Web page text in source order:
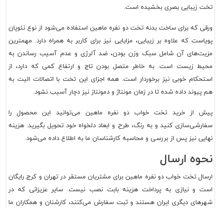
تخت زیبایی بصری بخشیده است.
ورقی که برای ساخت بدنه تخت دو نفره ماهین استفاده می‌شود از نوع نئوپان
پویاست که علاوه بر زیبایی، مزایایی نیز برای کاربر به همراه دارد. مهمترین
مزیت‌های آن شامل سبک وزن بودن، ضد آلرژی و عدم آسیب رساندن به
محیط زیست است. به خاطر متصل بودن تاج و ارتفاع کمی که دارد، از
استحکام خوبی نیز برخوردار است. همه اجزای این تخت با اتصالات الیت به
هم پیوند داده شده تا در زمان مونتاژ و دمونتاز نیز دچار آسیب نشود.
پیش از خرید تخت خواب دو نفره ماهین می‌توانید این محصول را
سفارشی‌سازی کنید و به رنگ، طرح و ابعاد دلخواه خود تحویل بگیرید. هزینه
نهایی نیز پس از بررسی و محاسبه کارشناسان ما به اطلاع داده می‌شود.
نحوه ارسال
ارسال تخت خواب دو نفره ماهین برای مشتریان مستقر در تهران و کرج رایگان
است و نیازی به پرداخت هزینه بابت نصب نیست. سایر عزیزانی که در
شهرهای دیگری ایران هستند و ثبت سفارش می‌کنند، کارشنان و همکاران ما